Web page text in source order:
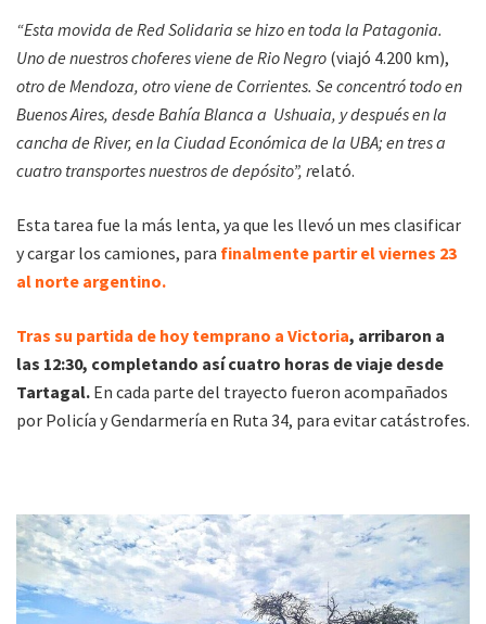
“Esta movida de Red Solidaria se hizo en toda la Patagonia.
Uno de nuestros choferes viene de Rio Negro (viajó 4.200 km),
otro de Mendoza, otro viene de Corrientes. Se concentró todo en
Buenos Aires, desde Bahía Blanca a Ushuaia, y después en la
cancha de River, en la Ciudad Económica de la UBA; en tres a
cuatro transportes nuestros de depósito”, relató.
Esta tarea fue la más lenta, ya que les llevó un mes clasificar
y cargar los camiones, para finalmente partir el viernes 23
al norte argentino.
Tras su partida de hoy temprano a Victoria, arribaron a
las 12:30, completando así cuatro horas de viaje desde
Tartagal. En cada parte del trayecto fueron acompañados
por Policía y Gendarmería en Ruta 34, para evitar catástrofes.